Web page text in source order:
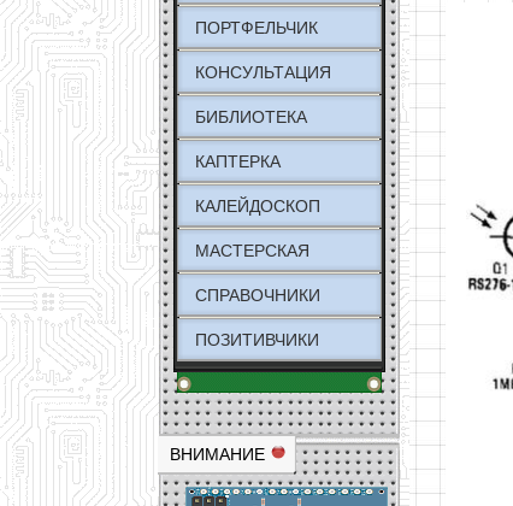
ПОРТФЕЛЬЧИК
КОНСУЛЬТАЦИЯ
БИБЛИОТЕКА
КАПТЕРКА
КАЛЕЙДОСКОП
МАСТЕРСКАЯ
СПРАВОЧНИКИ
ПОЗИТИВЧИКИ
ВНИМАНИЕ